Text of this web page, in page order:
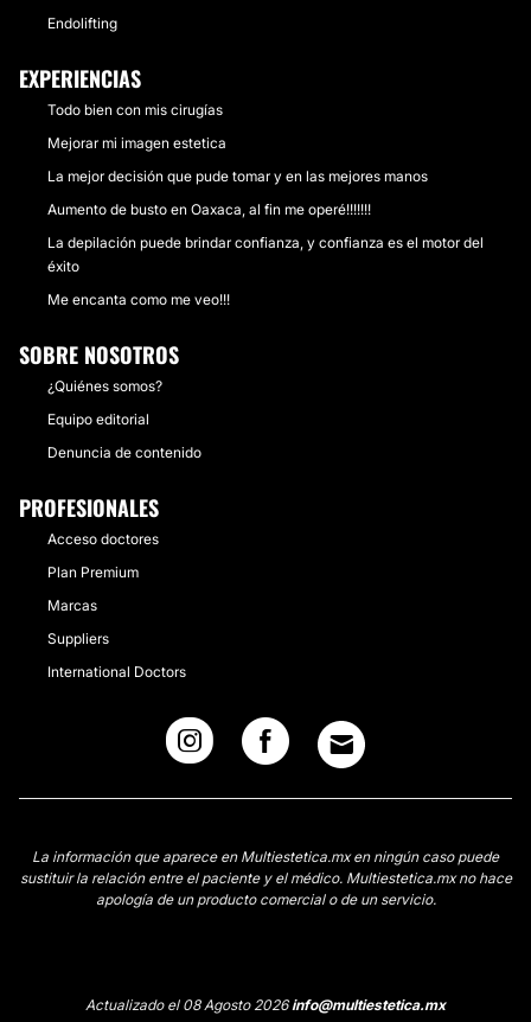
Endolifting
EXPERIENCIAS
Todo bien con mis cirugías
Mejorar mi imagen estetica
La mejor decisión que pude tomar y en las mejores manos
Aumento de busto en Oaxaca, al fin me operé!!!!!!!
La depilación puede brindar confianza, y confianza es el motor del
éxito
Me encanta como me veo!!!
SOBRE NOSOTROS
¿Quiénes somos?
Equipo editorial
Denuncia de contenido
PROFESIONALES
Acceso doctores
Plan Premium
Marcas
Suppliers
International Doctors
La información que aparece en Multiestetica.mx en ningún caso puede
sustituir la relación entre el paciente y el médico. Multiestetica.mx no hace
apología de un producto comercial o de un servicio.
Actualizado el 08 Agosto 2026info@multiestetica.mx